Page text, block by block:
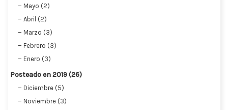
Mayo (2)
Abril (2)
Marzo (3)
Febrero (3)
Enero (3)
Posteado en 2019 (26)
Diciembre (5)
Noviembre (3)